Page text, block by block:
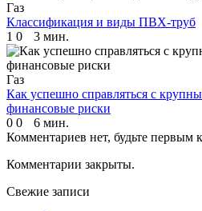
Газ
Классификация и виды ПВХ-труб
1 0 3 мин.
Газ
Как успешно справляться с
финансовые риски
0 0
6 мин.
Комментариев нет, будьте первым
Комментарии закрыты.
Свежие записи